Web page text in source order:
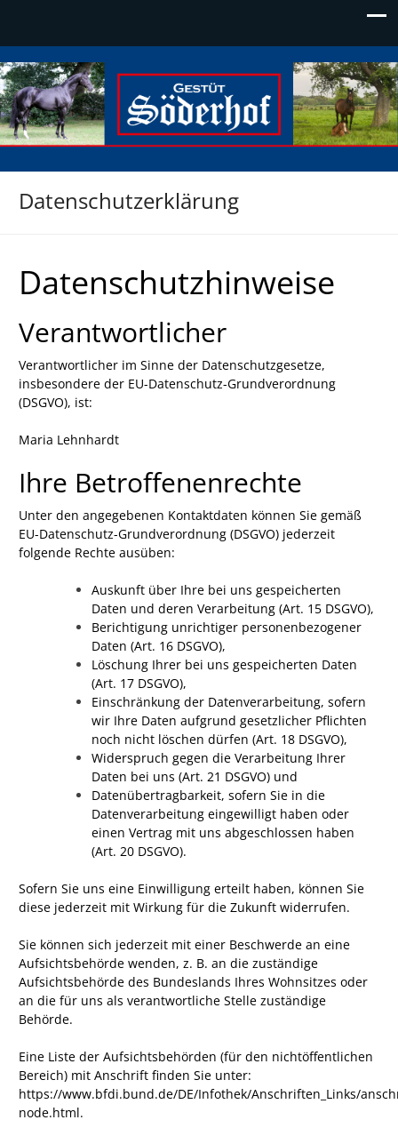
Söderhof
Die Adresse für Edelblut
Datenschutzerklärung
Datenschutzhinweise
Verantwortlicher
Verantwortlicher im Sinne der Datenschutzgesetze,
insbesondere der EU-Datenschutz-Grundverordnung
(DSGVO), ist:
Maria Lehnhardt
Ihre Betroffenenrechte
Unter den angegebenen Kontaktdaten können Sie gemäß
EU-Datenschutz-Grundverordnung (DSGVO) jederzeit
folgende Rechte ausüben:
Auskunft über Ihre bei uns gespeicherten
Daten und deren Verarbeitung (Art. 15 DSGVO),
Berichtigung unrichtiger personenbezogener
Daten (Art. 16 DSGVO),
Löschung Ihrer bei uns gespeicherten Daten
(Art. 17 DSGVO),
Einschränkung der Datenverarbeitung, sofern
wir Ihre Daten aufgrund gesetzlicher Pflichten
noch nicht löschen dürfen (Art. 18 DSGVO),
Widerspruch gegen die Verarbeitung Ihrer
Daten bei uns (Art. 21 DSGVO) und
Datenübertragbarkeit, sofern Sie in die
Datenverarbeitung eingewilligt haben oder
einen Vertrag mit uns abgeschlossen haben
(Art. 20 DSGVO).
Sofern Sie uns eine Einwilligung erteilt haben, können Sie
diese jederzeit mit Wirkung für die Zukunft widerrufen.
Sie können sich jederzeit mit einer Beschwerde an eine
Aufsichtsbehörde wenden, z. B. an die zuständige
Aufsichtsbehörde des Bundeslands Ihres Wohnsitzes oder
an die für uns als verantwortliche Stelle zuständige
Behörde.
Eine Liste der Aufsichtsbehörden (für den nichtöffentlichen
Bereich) mit Anschrift finden Sie unter:
https://www.bfdi.bund.de/DE/Infothek/Anschriften_Links/
node.html.